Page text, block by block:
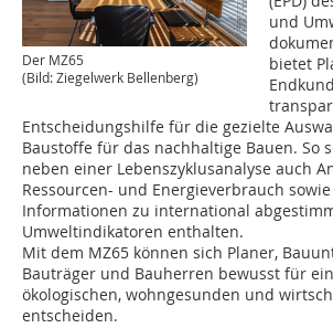
Der MZ65
(Bild: Ziegelwerk Bellenberg)
und
bietet
Entscheidungshilfe für die gezielte
Baustoffe für das nachhaltige Bauen. So
neben einer Lebenszyklusanalyse auch
Ressourcen- und Energieverbrauch
Informationen zu international
Umweltindikatoren enthalten.
Mit dem MZ65 können sich Planer,
Bauträger und Bauherren bewusst für
ökologischen, wohngesunden und
entscheiden.